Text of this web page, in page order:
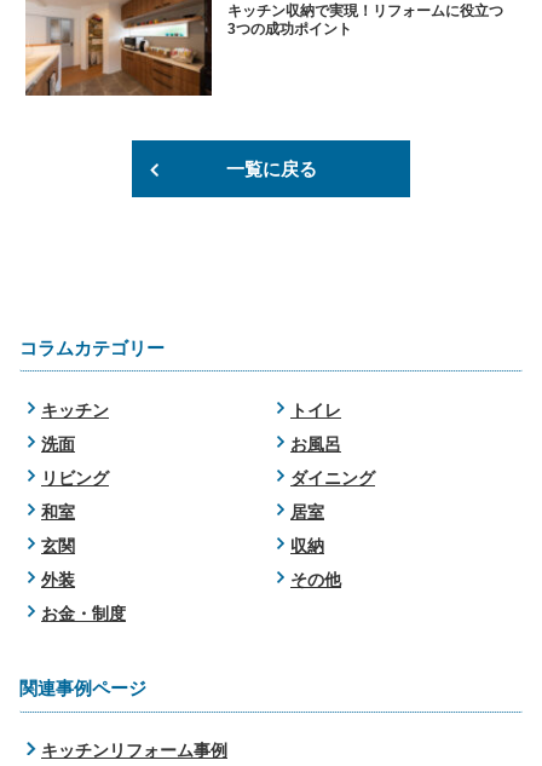
キッチン収納で実現！リフォームに役立つ
3つの成功ポイント
一覧に戻る
コラムカテゴリー
キッチン
トイレ
洗面
お風呂
リビング
ダイニング
和室
居室
玄関
収納
外装
その他
お金・制度
関連事例ページ
キッチンリフォーム事例